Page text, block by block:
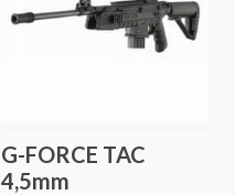
G-FORCE TAC
4,5mm